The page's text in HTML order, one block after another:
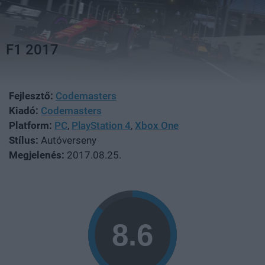
F1 2017
Fejlesztő: Codemasters
Kiadó: Codemasters
Platform: PC, PlayStation 4, Xbox One
Stílus: Autóverseny
Megjelenés: 2017.08.25.